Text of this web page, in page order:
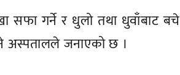
सफा गर्ने र धुलो तथा धुवाँबाट बचे
अस्पतालले जनाएको छ ।